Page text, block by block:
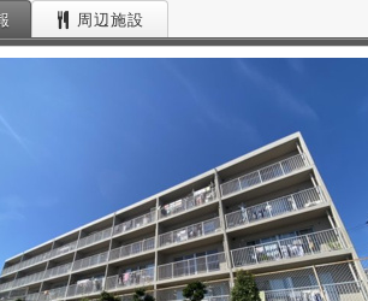
周辺施設